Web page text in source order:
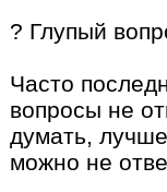
? Глупый
Часто
вопросы не
думать,
можно не